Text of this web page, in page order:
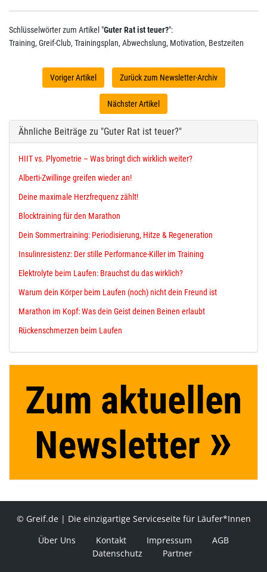
Schlüsselwörter zum Artikel "Guter Rat ist teuer?":
Training, Greif-Club, Trainingsplan, Abwechslung, Motivation, Bestzeiten
Voriger Artikel Zurück zum Newsletter-Archiv
Nächster Artikel
Ähnliche Beiträge zu "Guter Rat ist teuer?"
HIIT vs. Plyometrie – Was bringt dich wirklich weiter?
Alberti-Zwillinge greifen wieder an!
Deine maximale Herzfrequenz zählt!
Blocktraining für den Marathon
Dein Sommertraining: Periodisierung, Hitze & Regeneration
Insulinresistenz: Der stille Performance-Killer im Training
Elektrolyte beim Laufen: Brauchst du das wirklich?
Warum dein Körper beim Laufen (noch) nicht dein Freund ist
Marathon im Kopf: Was dein Geist deinen Beinen erlaubt
Rückenschmerzen beim Laufen
© Greif.de | Die einzigartige Serviceseite für Läufer*Innen
Über Uns
Kontakt Impressum
AGB
Datenschutz
Partner